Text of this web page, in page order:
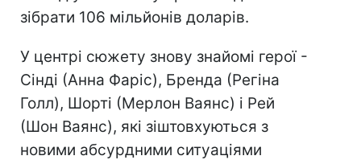
зібрати 106 мільйонів доларів.
У центрі сюжету знову знайомі герої -
Сінді (Анна Фаріс), Бренда (Регіна
Голл), Шорті (Мерлон Ваянс) і Рей
(Шон Ваянс), які зіштовхуються з
новими абсурдними ситуаціями